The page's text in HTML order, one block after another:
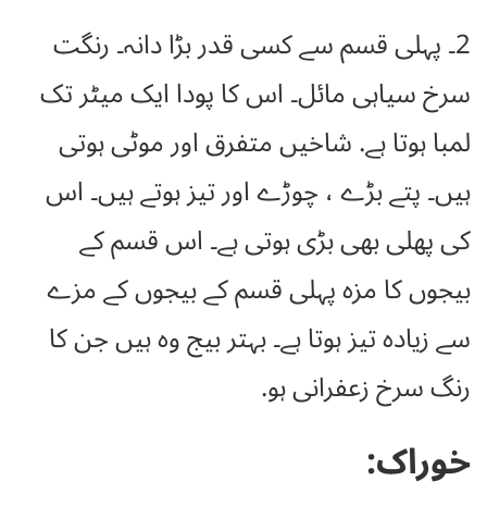
2۔ پہلی قسم سے کسی قدر بڑا دانہ۔ رنگت
سرخ سیاہی مائل۔ اس کا پودا ایک میٹر تک
لمبا ہوتا ہے. شاخیں متفرق اور موٹی ہوتی
ہیں۔ پتے بڑے ، چوڑے اور تیز ہوتے ہیں۔ اس
کی پھلی بھی بڑی ہوتی ہے۔ اس قسم کے
بیجوں کا مزہ پہلی قسم کے بیجوں کے مزے
سے زیادہ تیز ہوتا ہے۔ بہتر بیج وہ ہیں جن کا
رنگ سرخ زعفرانی ہو.
خوراک: